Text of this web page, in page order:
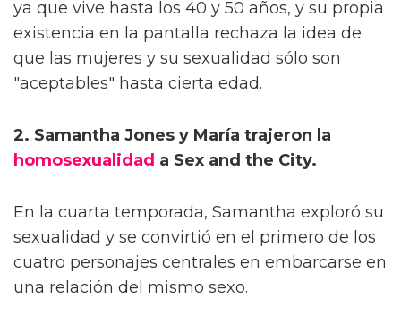
ya que vive hasta los 40 y 50 años, y su propia
existencia en la pantalla rechaza la idea de
que las mujeres y su sexualidad sólo son
"aceptables" hasta cierta edad.
2. Samantha Jones y María trajeron la
homosexualidad a Sex and the City.
En la cuarta temporada, Samantha exploró su
sexualidad y se convirtió en el primero de los
cuatro personajes centrales en embarcarse en
una relación del mismo sexo.